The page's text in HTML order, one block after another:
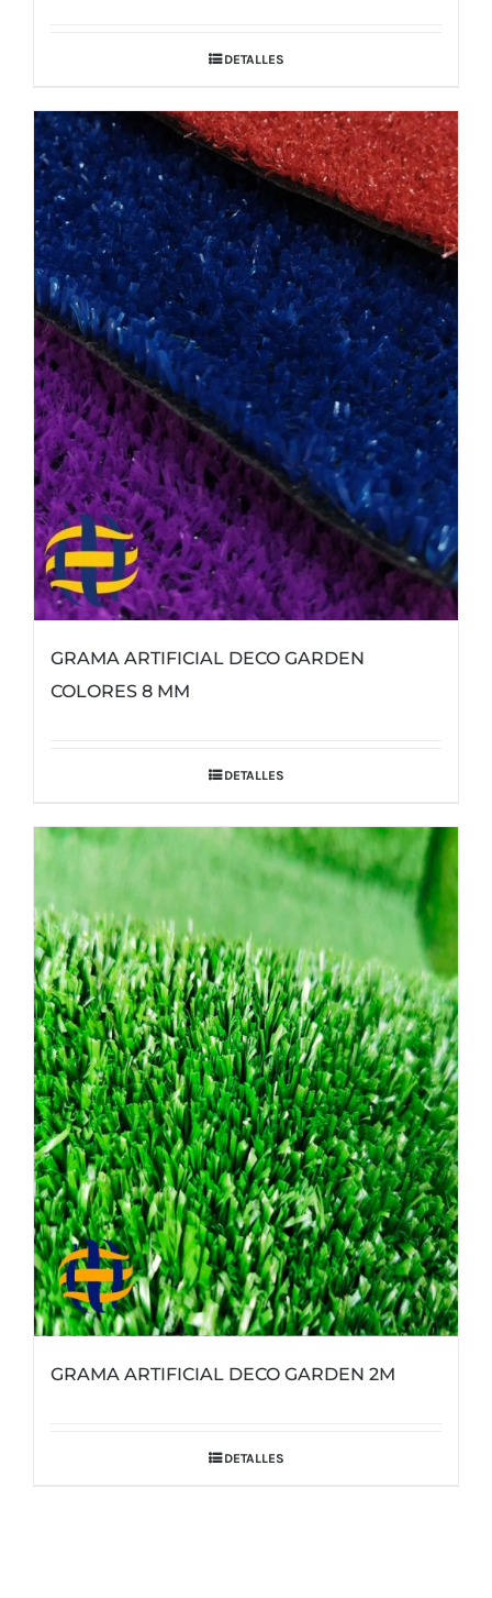
DETALLES
GRAMA ARTIFICIAL DECO GARDEN
COLORES 8 MM
DETALLES
GRAMA ARTIFICIAL DECO GARDEN 2M
DETALLES